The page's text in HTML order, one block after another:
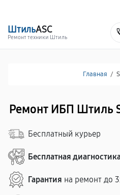
ШтильASC
Ремонт техники Штиль
Главная /
Ремонт ИБП Штиль
Бесплатный курьер
Бесплатная
Гарантия на ремонт до